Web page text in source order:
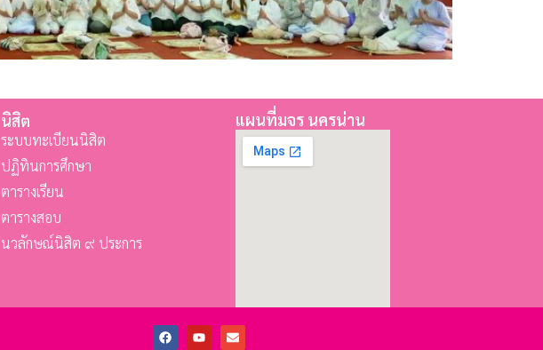
นิสิต
ระบบทะเบียนนิสิต
ปฏิทินการศึกษา
ตารางเรียน
ตารางสอบ
นวลักษณ์นิสิต ๙ ประการ
แผนที่มจร นครน่าน